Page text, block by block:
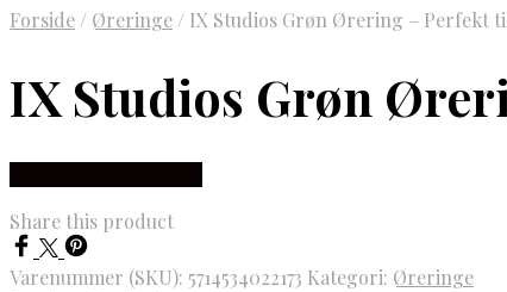
Forside / Øreringe / IX Studios Grøn Ørering – Perfekt
IX Studios Grøn
Share this product
Varenummer (SKU): 5714534022173 Kategori: Øreringe